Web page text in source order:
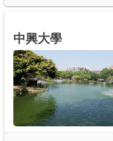
中興大學